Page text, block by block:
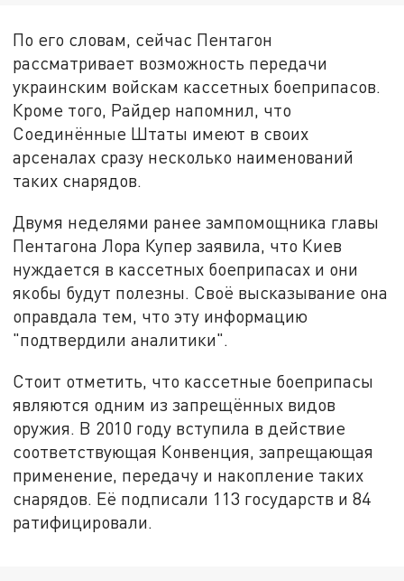
По его словам, сейчас Пентагон
рассматривает возможность передачи
украинским войскам кассетных боеприпасов.
Кроме того, Райдер напомнил, что
Соединённые Штаты имеют в своих
арсеналах сразу несколько наименований
таких снарядов.
Двумя неделями ранее зампомощника главы
Пентагона Лора Купер заявила, что Киев
нуждается в кассетных боеприпасах и они
якобы будут полезны. Своё высказывание она
оправдала тем, что эту информацию
"подтвердили аналитики".
Стоит отметить, что кассетные боеприпасы
являются одним из запрещённых видов
оружия. В 2010 году вступила в действие
соответствующая Конвенция, запрещающая
применение, передачу и накопление таких
снарядов. Её подписали 113 государств и 84
ратифицировали.